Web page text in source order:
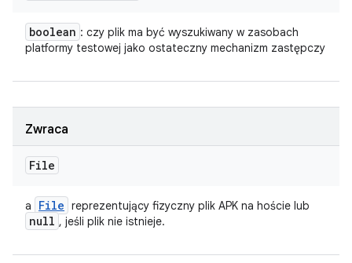
boolean : czy plik ma być wyszukiwany w zasobach
platformy testowej jako ostateczny mechanizm zastępczy
Zwraca
File
a File reprezentujący fizyczny plik APK na hoście lub
null , jeśli plik nie istnieje.